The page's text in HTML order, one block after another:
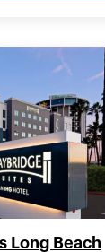
Long Beach